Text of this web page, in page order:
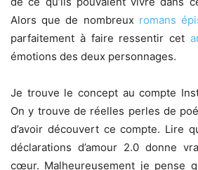
Alors que de nombreux romans
parfaitement à faire ressentir cet
émotions des deux personnages.
Je trouve le concept au compte
On y trouve de réelles perles de
d’avoir découvert ce compte. Lire
déclarations d’amour 2.0 donne
cœur. Malheureusement je pense